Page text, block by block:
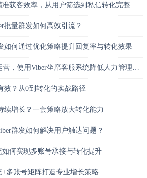
获客效率，从用户筛选到私信转化完整解析
批量群发如何高效引流？
如何通过优化策略提升回复率与转化效果
，使用Viber坐席客服系统降低人力管理成本
效？从0到转化的实战路径
续增长？一套策略放大转化能力
群发如何解决用户触达问题？
何实现多账号承接与转化提升
多账号矩阵打造专业增长策略